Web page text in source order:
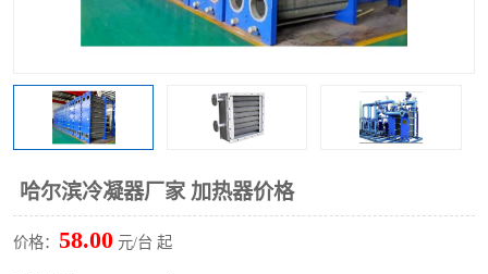
哈尔滨冷凝器厂家 加热器价格
价格： 58.00 元/台 起